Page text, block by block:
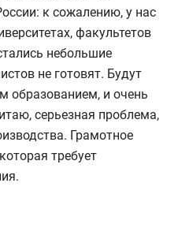
к сожалению, у нас
факультетов
небольшие
не готовят. Будут
образованием, и очень
серьезная проблема,
Грамотное
требует